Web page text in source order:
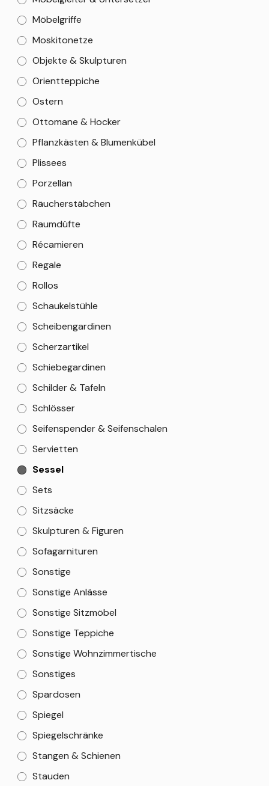
Möbelgriffe
Moskitonetze
Objekte & Skulpturen
Orientteppiche
Ostern
Ottomane & Hocker
Pflanzkästen & Blumenkübel
Plissees
Porzellan
Räucherstäbchen
Raumdüfte
Récamieren
Regale
Rollos
Schaukelstühle
Scheibengardinen
Scherzartikel
Schiebegardinen
Schilder & Tafeln
Schlösser
Seifenspender & Seifenschalen
Servietten
Sessel
Sets
Sitzsäcke
Skulpturen & Figuren
Sofagarnituren
Sonstige
Sonstige Anlässe
Sonstige Sitzmöbel
Sonstige Teppiche
Sonstige Wohnzimmertische
Sonstiges
Spardosen
Spiegel
Spiegelschränke
Stangen & Schienen
Stauden